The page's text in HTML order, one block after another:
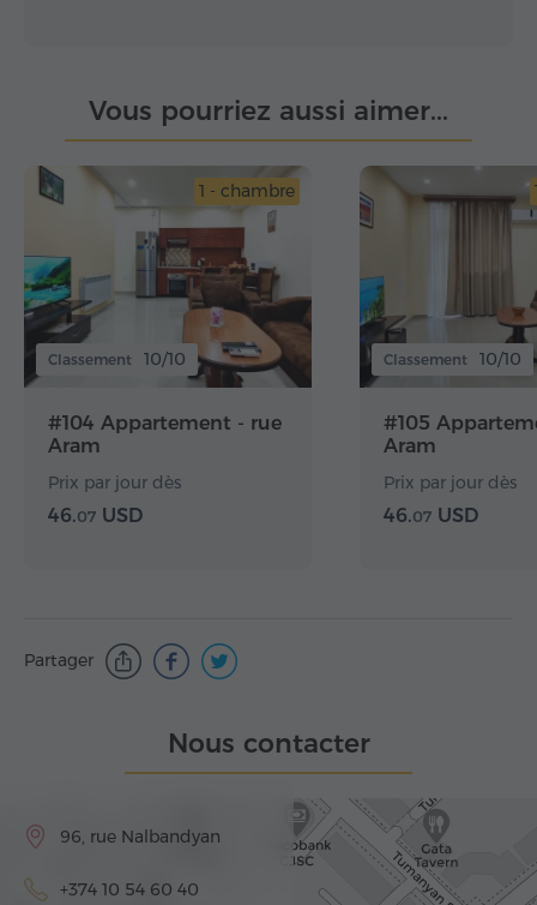
Vous pourriez aussi aimer...
1 - chambre
Classement 10/10
#104 Appartement - rue
Aram
Prix par jour dès
46.07 USD
Classement 10/10
#105
Aram
Prix par jour dès
46.07 USD
Partager
Nous contacter
96, rue Nalbandyan
+374 10 54 60 40